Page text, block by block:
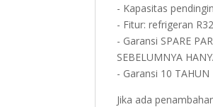
- Kapasitas
- Fitur: refrigeran
- Garansi SPARE
SEBELUMNYA
- Garansi 10 TAHUN
Jika ada